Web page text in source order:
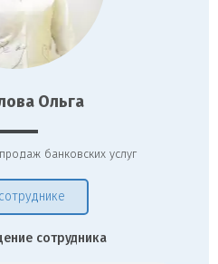
Ольга
банковских услуг
сотрудника